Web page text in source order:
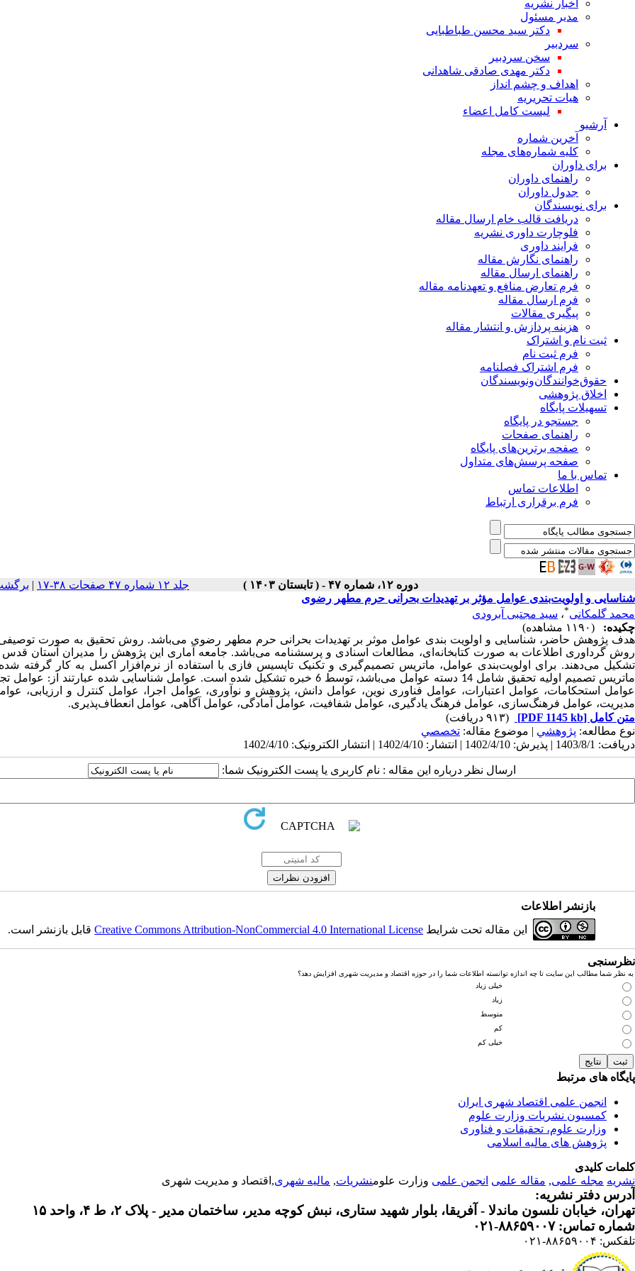
اخبار نشریه
مدیر مسئول
دکتر سید محسن طباطبایی
سردبیر
سخن سردبیر
دکتر مهدی صادقی شاهدانی
اهداف و چشم انداز
هیات تحریریه
لیست کامل اعضاء
آرشیو
آخرین شماره
کلیه شماره‌های مجله
برای داوران
راهنمای داوران
جدول داوران
برای نویسندگان
دریافت قالب خام ارسال مقاله
فلوچارت داوری نشریه
فرایند داوری
راهنمای نگارش مقاله
راهنمای ارسال مقاله
فرم تعارض منافع و تعهدنامه مقاله
فرم ارسال مقاله
پیگیری مقالات
هزینه پردازش و انتشار مقاله
ثبت نام و اشتراک
فرم ثبت نام
فرم اشتراک فصلنامه
حقوق‌خوانندگان‌و‌نویسندگان
اخلاق پژوهشی
تسهیلات پایگاه
جستجو در پایگاه
راهنمای صفحات
صفحه برترین‌های پایگاه
صفحه پرسش‌های متداول
تماس با ما
اطلاعات تماس
فرم برقراری ارتباط
دوره ۱۲، شماره ۴۷ - ( تابستان ۱۴۰۳ ) جلد ۱۲ شماره ۴۷ صفحات ۳۸-۱۷ |
شناسایی و اولویت‌بندی عوامل مؤثر بر تهدیدات بحرانی حرم مطهر رضوی
محمد گلمکانی*، سید مجتبی آبرودی
چکیده:
(۱۱۹۰ مشاهده)
هدف پژوهش حاضر، شناسایی و اولویت بندی عوامل موثر بر تهدیدات بحرانی حرم مطهر رضوی می‌باشد. روش تحقیق به صورت
روش گرداوری اطلاعات به صورت کتابخانه‌ای، مطالعات اسنادی و پرسشنامه می‌باشد. جامعه آماری این پژوهش را مدیران آستان
تشکیل می‌دهند. برای اولویت‌بندی عوامل، ماتریس تصمیم‌گیری و تکنیک تاپسیس فازی با استفاده از نرم‌افزار اکسل به کار گرفته
ماتریس تصمیم اولیه تحقیق شامل 14 دسته عوامل می‌باشد، توسط 6 خبره تشکیل شده است
. عوامل شناسایی شده عبارتند از: عوامل
عوامل استحکامات، عوامل اعتبارات، عوامل فناوری نوین، عوامل دانش، پژوهش و نوآوری، عوامل اجرا، عوامل کنترل و ارزیابی،
مدیریت، عوامل فرهنگ‌سازی، عوامل فرهنگ یادگیری، عوامل شفافیت، عوامل آمادگی، عوامل آگاهی، عوامل انعطاف‌پذیری.
متن کامل [PDF 1145 kb]
(۹۱۳ دریافت)
نوع مطالعه: پژوهشي | موضوع مقاله: تخصصي
دریافت: 1403/8/1 | پذیرش: 1402/4/10 | انتشار: 1402/4/10 | انتشار الکترونیک: 1402/4/10
ارسال نظر درباره این مقاله : نام کاربری یا پست الکترونیک شما:
بازنشر اطلاعات
این مقاله تحت شرایط Creative Commons Attribution-NonCommercial 4.0 International Licenseقابل بازنشر است.
نظرسنجی
به نظر شما مطالب این سایت تا چه اندازه توانسته اطلاعات شما را در حوزه اقتصاد و مدیریت شهری افزایش دهد؟
خیلی زیاد
زیاد
متوسط
کم
خیلی کم
پایگاه های مرتبط
انجمن علمی اقتصاد شهری ایران
کمسیون نشریات وزارت علوم
وزارت علوم، تحقیقات و فناوری
پژوهش های مالیه اسلامی
کلمات کلیدی
نشریه مجله علمی, مقاله علمی انجمن علمی وزارت علومنشریات, مالیه شهری,اقتصاد و مدیریت شهری
آدرس دفتر نشریه:
تهران، خیابان نلسون ماندلا - آفریقا، بلوار شهید ستاری، نبش کوچه مدیر، ساختمان مدیر - پلاک ۲، ط ۴، واحد ۱۵
شماره تماس: ۸۸۶۵۹۰۰۷-۰۲۱
تلفکس: ۸۸۶۵۹۰۰۴-۰۲۱